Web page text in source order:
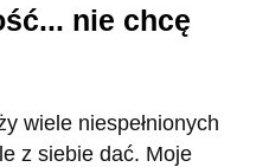
nie chcę
wiele niespełnionych
z siebie dać. Moje